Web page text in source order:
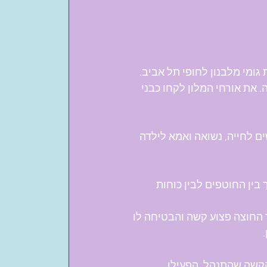
גומי מלבנון לחופי תל אביב.
את אורחי המלון לקחו כבני
לחייה, נשואה ואמא לילדה
החוטפים לבין כוחות
פצוע קשה והבטיחה לו